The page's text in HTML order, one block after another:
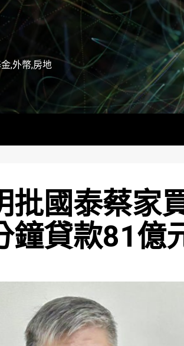
,外幣,房地
批國泰蔡家
鐘貸款81億